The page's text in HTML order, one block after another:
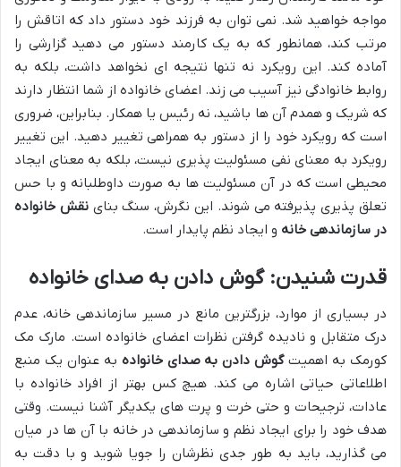
مواجه خواهید شد. نمی توان به فرزند خود دستور داد که اتاقش را
مرتب کند، همانطور که به یک کارمند دستور می دهید گزارشی را
آماده کند. این رویکرد نه تنها نتیجه ای نخواهد داشت، بلکه به
روابط خانوادگی نیز آسیب می زند. اعضای خانواده از شما انتظار دارند
که شریک و همدم آن ها باشید، نه رئیس یا همکار. بنابراین، ضروری
است که رویکرد خود را از دستور به همراهی تغییر دهید. این تغییر
رویکرد به معنای نفی مسئولیت پذیری نیست، بلکه به معنای ایجاد
محیطی است که در آن مسئولیت ها به صورت داوطلبانه و با حس
تعلق پذیری پذیرفته می شوند. این نگرش، سنگ بناینقش خانواده
در سازماندهی خانه و ایجاد نظم پایدار است.
قدرت شنیدن: گوش دادن به صدای خانواده
در بسیاری از موارد، بزرگترین مانع در مسیر سازماندهی خانه، عدم
درک متقابل و نادیده گرفتن نظرات اعضای خانواده است. مارک مک
کورمک به اهمیتگوش دادن به صدای خانواده به عنوان یک منبع
اطلاعاتی حیاتی اشاره می کند. هیچ کس بهتر از افراد خانواده با
عادات، ترجیحات و حتی خرت و پرت های یکدیگر آشنا نیست. وقتی
هدف خود را برای ایجاد نظم و سازماندهی در خانه با آن ها در میان
می گذارید، باید به طور جدی نظرشان را جویا شوید و با دقت به